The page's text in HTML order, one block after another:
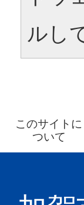
ルし
このサイトに
ついて